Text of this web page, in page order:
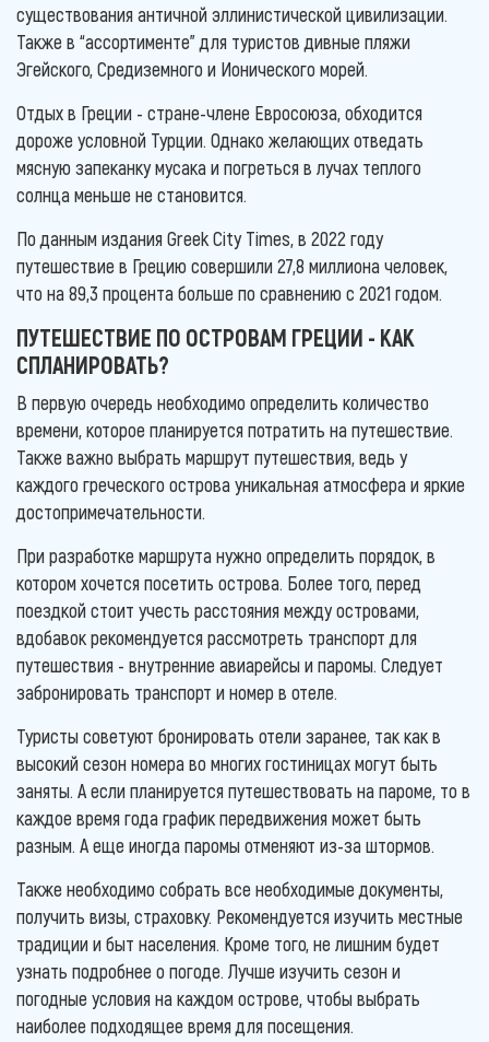
существования античной эллинистической цивилизации.
Также в “ассортименте” для туристов дивные пляжи
Эгейского, Средиземного и Ионического морей.
Отдых в Греции - стране-члене Евросоюза, обходится
дороже условной Турции. Однако желающих отведать
мясную запеканку мусака и погреться в лучах теплого
солнца меньше не становится.
По данным издания Greek City Times, в 2022 году
путешествие в Грецию совершили 27,8 миллиона человек,
что на 89,3 процента больше по сравнению с 2021 годом.
ПУТЕШЕСТВИЕ ПО ОСТРОВАМ ГРЕЦИИ - КАК
СПЛАНИРОВАТЬ?
В первую очередь необходимо определить количество
времени, которое планируется потратить на путешествие.
Также важно выбрать маршрут путешествия, ведь у
каждого греческого острова уникальная атмосфера и яркие
достопримечательности.
При разработке маршрута нужно определить порядок, в
котором хочется посетить острова. Более того, перед
поездкой стоит учесть расстояния между островами,
вдобавок рекомендуется рассмотреть транспорт для
путешествия - внутренние авиарейсы и паромы. Следует
забронировать транспорт и номер в отеле.
Туристы советуют бронировать отели заранее, так как в
высокий сезон номера во многих гостиницах могут быть
заняты. А если планируется путешествовать на пароме, то в
каждое время года график передвижения может быть
разным. А еще иногда паромы отменяют из-за штормов.
Также необходимо собрать все необходимые документы,
получить визы, страховку. Рекомендуется изучить местные
традиции и быт населения. Кроме того, не лишним будет
узнать подробнее о погоде. Лучше изучить сезон и
погодные условия на каждом острове, чтобы выбрать
наиболее подходящее время для посещения.